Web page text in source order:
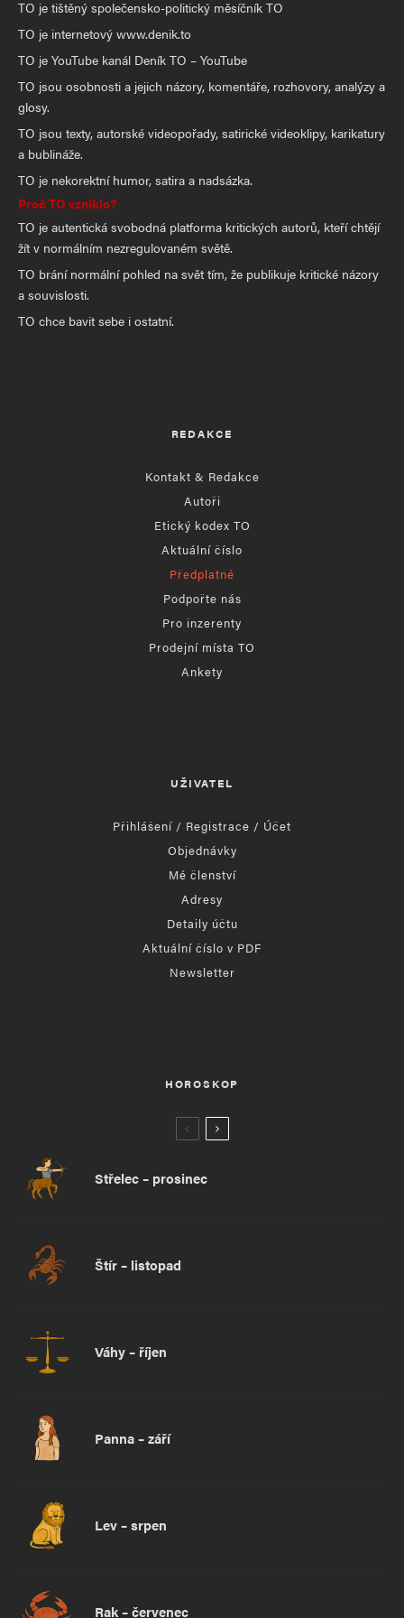
TO je tištěný společensko-politický měsíčník TO
TO je internetový www.denik.to
TO je YouTube kanál Deník TO – YouTube
TO jsou osobnosti a jejich názory, komentáře, rozhovory, analýzy a
glosy.
TO jsou texty, autorské videopořady, satirické videoklipy, karikatury
a bublináže.
TO je nekorektní humor, satira a nadsázka.
Proč TO vzniklo?
TO je autentická svobodná platforma kritických autorů, kteří chtějí
žít v normálním nezregulovaném světě.
TO brání normální pohled na svět tím, že publikuje kritické názory
a souvislosti.
TO chce bavit sebe i ostatní.
REDAKCE
Kontakt & Redakce
Autoři
Etický kodex TO
Aktuální číslo
Předplatné
Podpořte nás
Pro inzerenty
Prodejní místa TO
Ankety
UŽIVATEL
Přihlášení / Registrace / Účet
Objednávky
Mé členství
Adresy
Detaily účtu
Aktuální číslo v PDF
Newsletter
HOROSKOP
Střelec – prosinec
Štír – listopad
Váhy – říjen
Panna – září
Lev – srpen
Rak – červenec